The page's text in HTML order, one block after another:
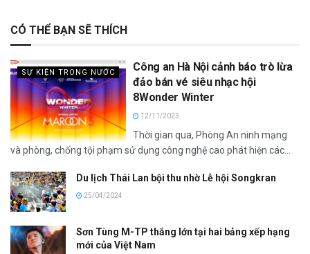
CÓ THỂ BẠN SẼ THÍCH
SỰ KIỆN TRONG NƯỚC
Công an Hà Nội cảnh báo trò lừa
đảo bán vé siêu nhạc hội
8Wonder Winter
12/11/2023
Thời gian qua, Phòng An ninh mạng
và phòng, chống tội phạm sử dụng công nghệ cao phát hiện các...
Du lịch Thái Lan bội thu nhờ Lễ hội Songkran
25/04/2024
Sơn Tùng M-TP thắng lớn tại hai bảng xếp hạng
mới của Việt Nam